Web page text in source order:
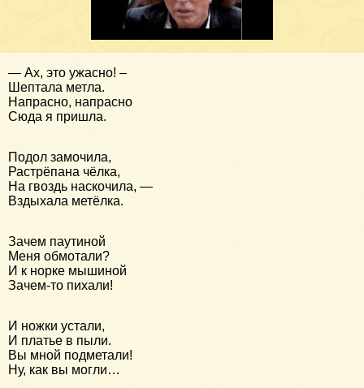
— Ах, это ужасно! –
Шептала метла.
Напрасно, напрасно
Сюда я пришла.
Подол замочила,
Растрёпана чёлка,
На гвоздь наскочила, —
Вздыхала метёлка.
Зачем паутиной
Меня обмотали?
И к норке мышиной
Зачем-то пихали!
И ножки устали,
И платье в пыли.
Вы мной подметали!
Ну, как вы могли…